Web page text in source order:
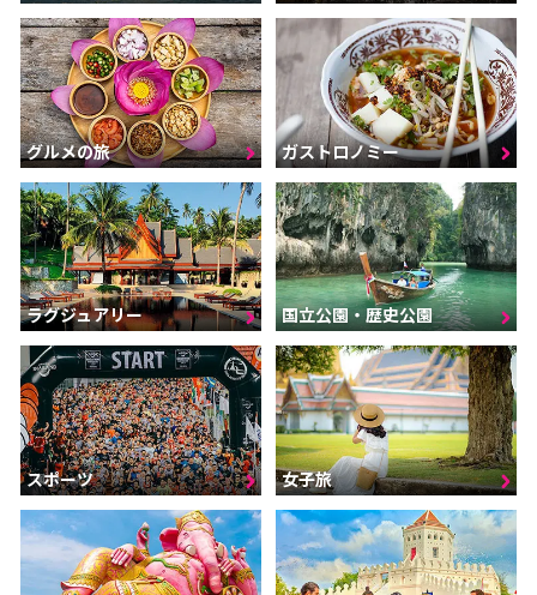
グルメの旅 ガストロノミー
ラグジュアリー 国立公園・歴史公園
スポーツ 女子旅